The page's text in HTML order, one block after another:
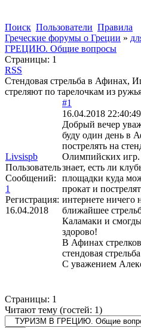
Поиск Пользователи Правила
Греческие форумы о Греции »
ГРЕЦИЮ. Общие вопросы
Страницы: 1
RSS
Стендовая стрельба в Афинах,
стреляют по тарелочкам из
Livsispb
Пользователь
Сообщений:
1
Регистрация:
16.04.2018
#1
16.04.2018 22:40:49
Добрый вечер
буду один день в
пострелять на
Олимпийских
знает, есть ли
площадки куда
прокат и
интернете ничего
ближайшее
Каламаки и
здорово!
В Афинах
стендовая
С уважением
Страницы: 1
Читают тему (гостей: 1)